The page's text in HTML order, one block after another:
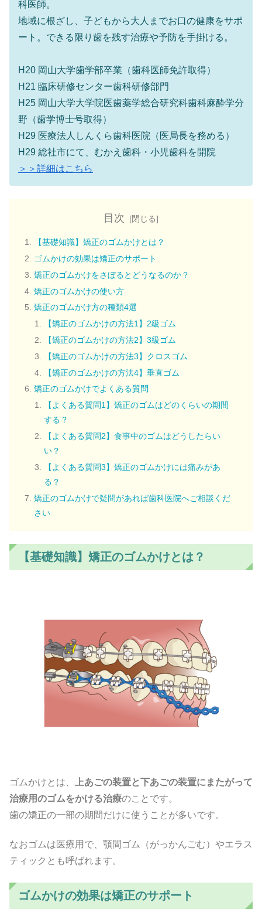
科医師。
地域に根ざし、子どもから大人までお口の健康をサポ
ート。できる限り歯を残す治療や予防を手掛ける。
H20 岡山大学歯学部卒業（歯科医師免許取得）
H21 臨床研修センター歯科研修部門
H25 岡山大学大学院医歯薬学総合研究科歯科麻酔学分
野（歯学博士号取得）
H29 医療法人しんくら歯科医院（医局長を務める）
H29 総社市にて、むかえ歯科・小児歯科を開院
＞＞詳細はこちら
目次
【基礎知識】矯正のゴムかけとは？
ゴムかけの効果は矯正のサポート
矯正のゴムかけをさぼるとどうなるのか？
矯正のゴムかけの使い方
矯正のゴムかけ方の種類4選
【矯正のゴムかけの方法1】2級ゴム
【矯正のゴムかけの方法2】3級ゴム
【矯正のゴムかけの方法3】クロスゴム
【矯正のゴムかけの方法4】垂直ゴム
矯正のゴムかけでよくある質問
【よくある質問1】矯正のゴムはどのくらいの期間
する？
【よくある質問2】食事中のゴムはどうしたらい
い？
【よくある質問3】矯正のゴムかけには痛みがあ
る？
矯正のゴムかけで疑問があれば歯科医院へご相談くだ
さい
【基礎知識】矯正のゴムかけとは？
ゴムかけとは、
上あごの装置と下あごの装置にまたがって
治療用のゴムをかける治療のことです。
歯の矯正の一部の期間だけに使うことが多いです。
なおゴムは医療用で、顎間ゴム（がっかんごむ）やエラス
ティックとも呼ばれます。
ゴムかけの効果は矯正のサポート